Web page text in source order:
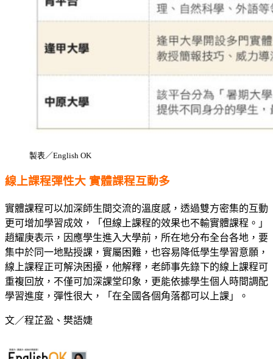
製表／English OK
線上課程彈性大 實體課程互動多
實體課程可以加深師生間交流的溫度感，透過雙方密集的互動
更可增加學習成效，「但線上課程的效果也不輸實體課程。」
趙耀庚表示，因應學生進入大學前，所在地分布全台各地，要
集中於同一地點授課，實屬困難，也容易降低學生學習意願，
線上課程正可解決困擾，他解釋，老師事先錄下的線上課程可
重複回放，不僅可加深課堂印象，更能依據學生個人時間調配
學習進度，彈性很大，「在全國各個角落都可以上課」。
文／程芷盈、樊語婕